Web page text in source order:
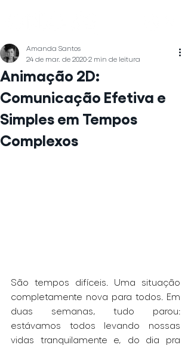
Animação 2D:
Comunicação Efetiva e
Simples em Tempos
Complexos
Amanda Santos
24 de mar. de 2020 2 min de leitura
São tempos difíceis. Uma situação
completamente nova para todos. Em
duas semanas, tudo parou:
estávamos todos levando nossas
vidas tranquilamente e, do dia pra